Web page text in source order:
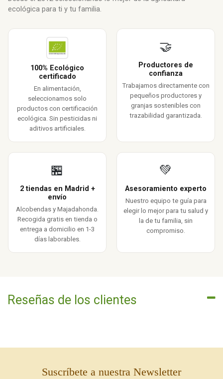
ecológica para ti y tu familia.
100% Ecológico
certificado
En alimentación,
seleccionamos solo
productos con certificación
ecológica. Sin pesticidas ni
aditivos artificiales.
🤝
Productores de
confianza
Trabajamos directamente con
pequeños productores y
granjas sostenibles con
trazabilidad garantizada.
🏪
2 tiendas en Madrid +
envío
Alcobendas y Majadahonda.
Recogida gratis en tienda o
entrega a domicilio en 1-3
días laborables.
💚
Asesoramiento experto
Nuestro equipo te guía para
elegir lo mejor para tu salud y
la de tu familia, sin
compromiso.
Reseñas de los clientes
Suscríbete a nuestra Newsletter